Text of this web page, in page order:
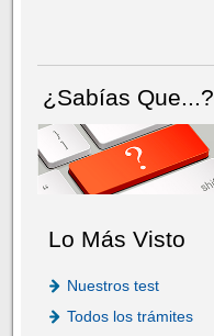
¿Sabías Que...?
Lo Más Visto
Nuestros test
Todos los trámites